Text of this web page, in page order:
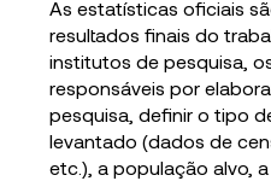
As estatísticas oficiais
resultados finais do
institutos de pesquisa,
responsáveis por
pesquisa, definir o tipo
levantado (dados de
etc.), a população alvo,